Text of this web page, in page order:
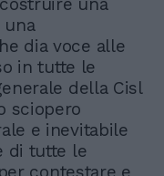
una
una
dia voce alle
in tutte le
della Cisl
sciopero
e inevitabile
di tutte le